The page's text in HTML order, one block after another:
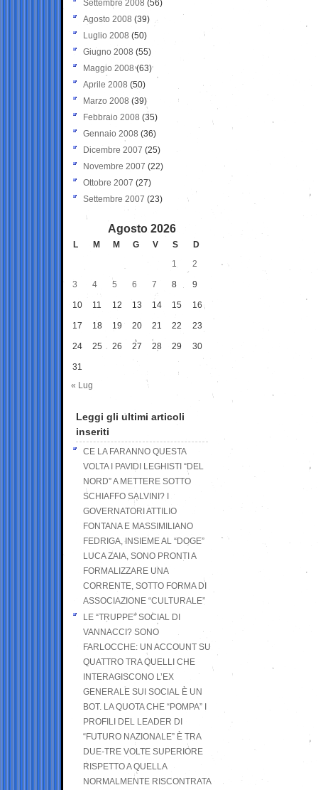
Settembre 2008 (56)
Agosto 2008 (39)
Luglio 2008 (50)
Giugno 2008 (55)
Maggio 2008(63)
Aprile 2008 (50)
Marzo 2008 (39)
Febbraio 2008 (35)
Gennaio 2008 (36)
Dicembre 2007 (25)
Novembre 2007 (22)
Ottobre 2007 (27)
Settembre 2007 (23)
Agosto 2026
L M M G V S
D
1
2
3 4 5 6 7 8 9
10 11 12 13 14 15 16
17 18 19 20 21 22 23
24 25 26 27 28 29 30
31
« Lug
Leggi gli ultimi articoli
inseriti
CE LA FARANNO QUESTA
VOLTA I PAVIDI LEGHISTI “DEL
NORD” A METTERE SOTTO
SCHIAFFO SALVINI? I
GOVERNATORI ATTILIO
FONTANA E MASSIMILIANO
FEDRIGA, INSIEME AL “DOGE”
LUCA ZAIA, SONO PRONTI A
FORMALIZZARE UNA
CORRENTE, SOTTO FORMA DI
ASSOCIAZIONE “CULTURALE”
LE “TRUPPE” SOCIAL DI
VANNACCI? SONO
FARLOCCHE: UN ACCOUNT SU
QUATTRO TRA QUELLI CHE
INTERAGISCONO L’EX
GENERALE SUI SOCIAL È UN
BOT. LA QUOTA CHE “POMPA” I
PROFILI DEL LEADER DI
“FUTURO NAZIONALE” È TRA
DUE-TRE VOLTE SUPERIORE
RISPETTO A QUELLA
NORMALMENTE RISCONTRATA